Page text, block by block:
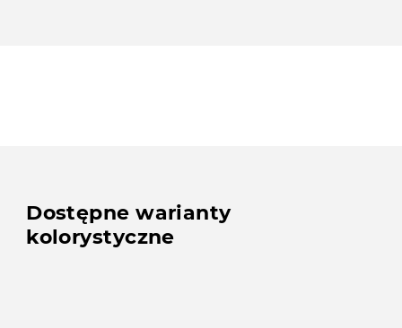
Dostępne warianty
kolorystyczne